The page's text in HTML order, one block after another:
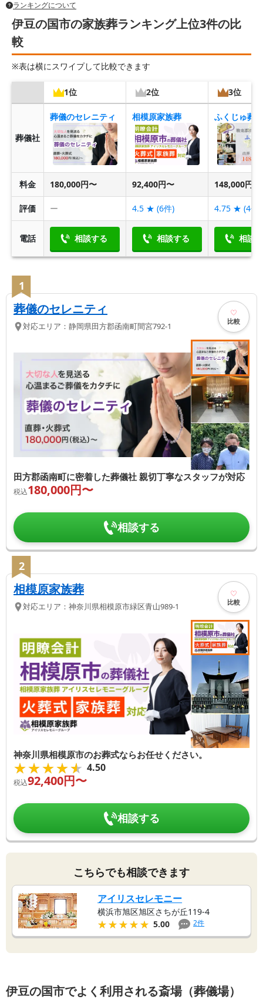
ランキングについて
伊豆の国市の家族葬ランキング上位3件の比
較
※表は横にスワイプして比較できます
1位 2位 3位
葬儀社
葬儀のセレニティ 相模原家族葬 ふくじゅ葬祭
料金 180,000円〜 92,400円〜 148,000円〜
評価 ー 4.5 ★ (6件) 4.75 ★ (4件)
電話 相談する 相談する 相談
1
葬儀のセレニティ
対応エリア： 静岡県田方郡函南町間宮792-1 比較
田方郡函南町に密着した葬儀社 親切丁寧なスタッフが対応
税込180,000円〜
相談する
2
相模原家族葬
対応エリア： 神奈川県相模原市緑区青山989-1 比較
神奈川県相模原市のお葬式ならお任せください。
★★★★★
★★★★★ 4.50
税込92,400円〜
相談する
こちらでも相談できます
アイリスセレモニー
横浜市旭区旭区さちが丘119-4
★★★★★
★★★★★ 5.00 2件
伊豆の国市でよく利用される斎場（葬儀場）